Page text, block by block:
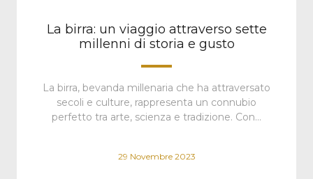
La birra: un viaggio attraverso sette
millenni di storia e gusto
La birra, bevanda millenaria che ha attraversato
secoli e culture, rappresenta un connubio
perfetto tra arte, scienza e tradizione. Con…
29 Novembre 2023